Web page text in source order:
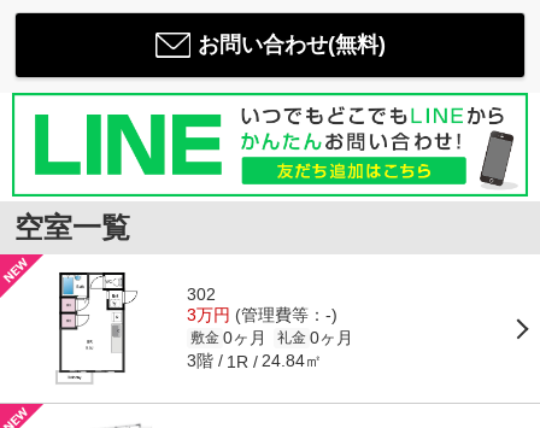
お問い合わせ(無料)
空室一覧
302
3万円 (管理費等：-)
敷金 0ヶ月 礼金 0ヶ月
3階 1R 24.84㎡